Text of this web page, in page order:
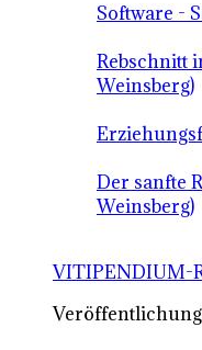
Software -
Rebschnitt
Weinsberg)
Der sanfte
Weinsberg)
VITIPENDIUM-